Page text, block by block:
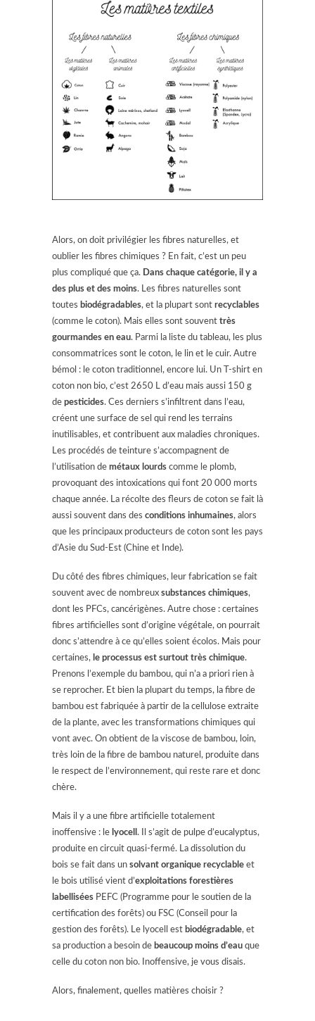
Alors, on doit privilégier les fibres naturelles, et
oublier les fibres chimiques ? En fait, c’est un peu
plus compliqué que ça. Dans chaque catégorie, il y a
des plus et des moins. Les fibres naturelles sont
toutes biodégradables, et la plupart sont recyclables
(comme le coton). Mais elles sont souvent très
gourmandes en eau. Parmi la liste du tableau, les plus
consommatrices sont le coton, le lin et le cuir. Autre
bémol : le coton traditionnel, encore lui. Un T-shirt en
coton non bio, c’est 2650 L d’eau mais aussi 150 g
de pesticides. Ces derniers s’infiltrent dans l’eau,
créent une surface de sel qui rend les terrains
inutilisables, et contribuent aux maladies chroniques.
Les procédés de teinture s’accompagnent de
l’utilisation de métaux lourds comme le plomb,
provoquant des intoxications qui font 20 000 morts
chaque année. La récolte des fleurs de coton se fait là
aussi souvent dans des conditions inhumaines, alors
que les principaux producteurs de coton sont les pays
d’Asie du Sud-Est (Chine et Inde).
Du côté des fibres chimiques, leur fabrication se fait
souvent avec de nombreux substances chimiques,
dont les PFCs, cancérigènes. Autre chose : certaines
fibres artificielles sont d’origine végétale, on pourrait
donc s’attendre à ce qu’elles soient écolos. Mais pour
certaines, le processus est surtout très chimique.
Prenons l’exemple du bambou, qui n’a a priori rien à
se reprocher. Et bien la plupart du temps, la fibre de
bambou est fabriquée à partir de la cellulose extraite
de la plante, avec les transformations chimiques qui
vont avec. On obtient de la viscose de bambou, loin,
très loin de la fibre de bambou naturel, produite dans
le respect de l’environnement, qui reste rare et donc
chère.
Mais il y a une fibre artificielle totalement
inoffensive : le lyocell . Il s’agit de pulpe d’eucalyptus,
produite en circuit quasi-fermé. La dissolution du
bois se fait dans un solvant organique recyclable et
le bois utilisé vient d’exploitations forestières
labellisées PEFC (Programme pour le soutien de la
certification des forêts) ou FSC (Conseil pour la
gestion des forêts). Le lyocell est biodégradable, et
sa production a besoin de beaucoup moins d’eau que
celle du coton non bio. Inoffensive, je vous disais.
Alors, finalement, quelles matières choisir ?